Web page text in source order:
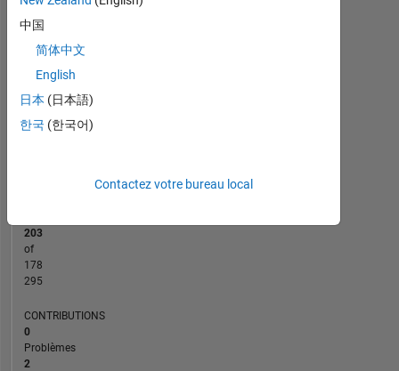
CONTRIBUTIONS
0
1
03/21
10/21
05/22
12/22
07/23
02/24
09/24
04/25
11/25
11/21
07/22
03/23
11/23
07/24
03/25
07/26
203
of
178
295
CONTRIBUTIONS
0
Problèmes
2
中国
简体中文
English
日本 (日本語)
한국 (한국어)
Contactez votre bureau local